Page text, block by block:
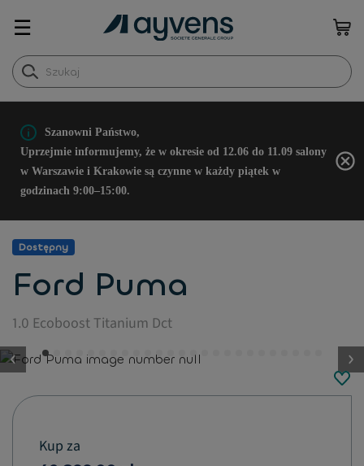
☰
Szanowni Państwo,
Uprzejmie informujemy, że w okresie od 12.06 do 11.09 salony
w Warszawie i Krakowie są czynne w każdy piątek w
godzinach 9:00–15:00.
Dostępny
Ford Puma
1.0 Ecoboost Titanium Dct
button.previous
Kup za